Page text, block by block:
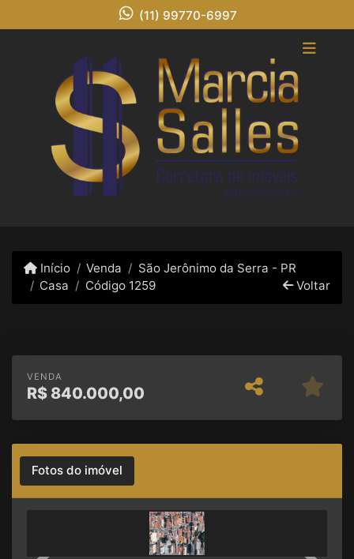
(11) 99770-6997
Início Venda
São Jerônimo da Serra - PR
Casa
Código 1259 Voltar
VENDA
R$ 840.000,00
Fotos do imóvel